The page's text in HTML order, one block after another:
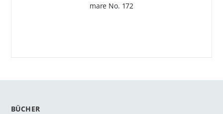
mare No. 172
BÜCHER